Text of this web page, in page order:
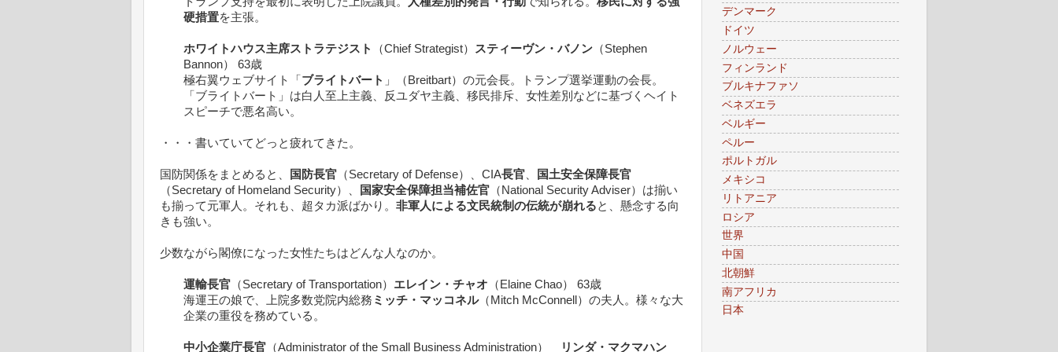
硬措置を主張。
ホワイトハウス主席ストラテジスト （Chief Strategist） スティーヴン・バノン（Stephen
Bannon） 63歳
極右翼ウェブサイト「 ブライトバート 」（Breitbart）の元会長。トランプ選挙運動の会長。
「ブライトバート」は白人至上主義、反ユダヤ主義、移民排斥、女性差別などに基づくヘイト
スピーチで悪名高い。
・・・書いていてどっと疲れてきた。
国防関係をまとめると、 国防長官 （Secretary of Defense）、CIA長官、
国土安全保障長官
（Secretary of Homeland Security）、
国家安全保障担当補佐官 （National Security Adviser）は揃い
も揃って元軍人。それも、超タカ派ばかり。 非軍人による文民統制の伝統が崩れると、懸念する向
きも強い。
少数ながら閣僚になった女性たちはどんな人なのか。
運輸長官（Secretary of Transportation） エレイン・チャオ （Elaine Chao） 63歳
海運王の娘で、上院多数党院内総務 ミッチ・マッコネル（Mitch McConnell）の夫人。様々な大
企業の重役を務めている。
中小企業庁長官（Administrator of the Small Business Administration） リンダ・マクマハン
デンマーク
ドイツ
ノルウェー
フィンランド
ブルキナファソ
ベネズエラ
ベルギー
ペルー
ポルトガル
メキシコ
リトアニア
ロシア
世界
中国
北朝鮮
南アフリカ
日本